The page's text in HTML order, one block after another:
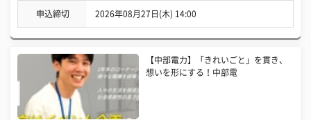
申込締切 2026年08月27日(木) 14:00
【中部電力】「きれいごと」を貫き、
想いを形にする！中部電